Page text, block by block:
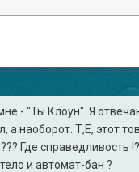
- "Ты Клоун". Я
а наоборот. Т,Е, этот
Где справедливость
и автомат-бан ?